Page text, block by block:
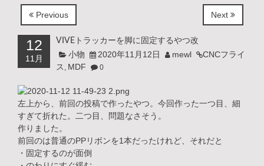
Previous Next
12
11月
VIVEトラッカーを脚に固定するやつ改
小物 2020年11月12日 mewl
CNCフライ
ス , MDF 0
左上から、前回の投稿で作ったやつ。今回作った一つ目、細
すぎて折れた。二つ目、問題なさそう。
作りました。
前回のは普通のPPリボンを1本だったけれど、それだと
・固定するのが面倒